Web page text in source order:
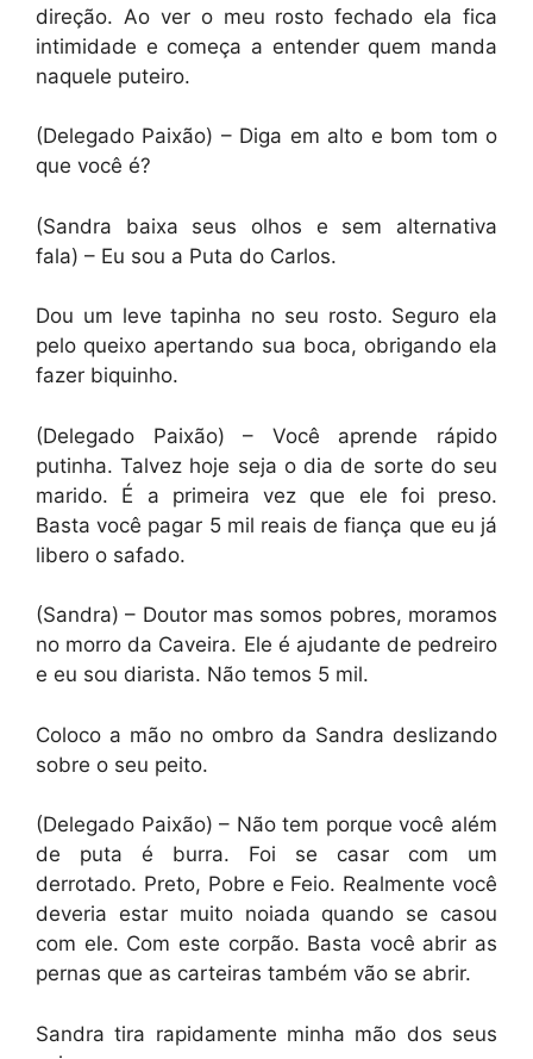
direção. Ao ver o meu rosto fechado ela fica
intimidade e começa a entender quem manda
naquele puteiro.
(Delegado Paixão) – Diga em alto e bom tom o
que você é?
(Sandra baixa seus olhos e sem alternativa
fala) – Eu sou a Puta do Carlos.
Dou um leve tapinha no seu rosto. Seguro ela
pelo queixo apertando sua boca, obrigando ela
fazer biquinho.
(Delegado Paixão) – Você aprende rápido
putinha. Talvez hoje seja o dia de sorte do seu
marido. É a primeira vez que ele foi preso.
Basta você pagar 5 mil reais de fiança que eu já
libero o safado.
(Sandra) – Doutor mas somos pobres, moramos
no morro da Caveira. Ele é ajudante de pedreiro
e eu sou diarista. Não temos 5 mil.
Coloco a mão no ombro da Sandra deslizando
sobre o seu peito.
(Delegado Paixão) – Não tem porque você além
de puta é burra. Foi se casar com um
derrotado. Preto, Pobre e Feio. Realmente você
deveria estar muito noiada quando se casou
com ele. Com este corpão. Basta você abrir as
pernas que as carteiras também vão se abrir.
Sandra tira rapidamente minha mão dos seus